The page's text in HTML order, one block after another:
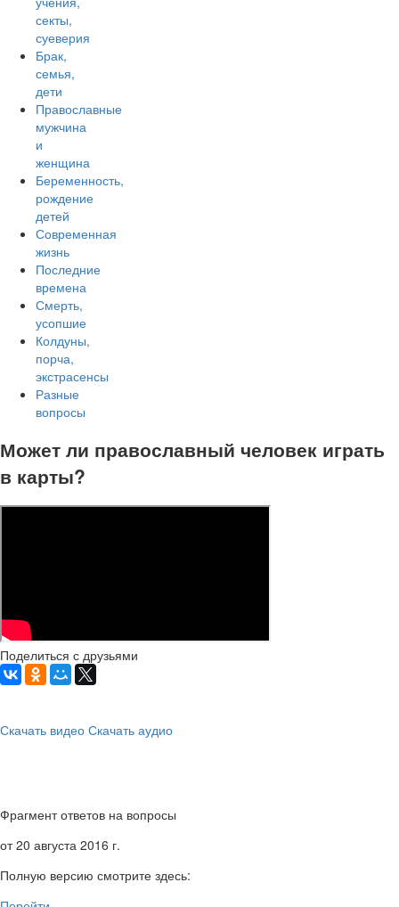
секты,
суеверия
Брак,
семья,
дети
Православные
мужчина
и
женщина
Беременность,
рождение
детей
Современная
жизнь
Последние
времена
Смерть,
усопшие
Колдуны,
порча,
экстрасенсы
Разные
вопросы
Может ли православный человек играть
в карты?
Поделиться с друзьями
Скачать видео Скачать аудио
Фрагмент ответов на вопросы
от 20 августа 2016 г.
Полную версию смотрите здесь: